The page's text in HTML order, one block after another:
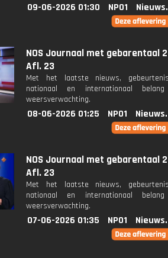
09-06-2026 01:30 NPO1
NOS Journaal met gebarentaal
Afl. 23
Met het laatste nieuws,
nationaal en internationaal
weersverwachting.
08-06-2026 01:25 NPO1
NOS Journaal met gebarentaal
Afl. 23
Met het laatste nieuws,
nationaal en internationaal
weersverwachting.
07-06-2026 01:35 NPO1